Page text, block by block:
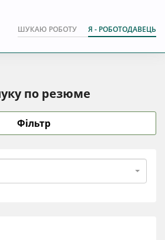
ШУКАЮ РОБОТУ Я - РОБОТОДАВЕЦЬ
по резюме
Фільтр